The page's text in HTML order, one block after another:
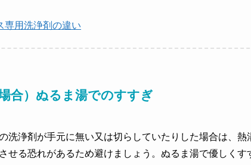
専用洗浄剤の違い
合）ぬるま湯でのすすぎ
洗浄剤が手元に無い又は切らしていたりした場合は、
せる恐れがあるため避けましょう。ぬるま湯で優しく